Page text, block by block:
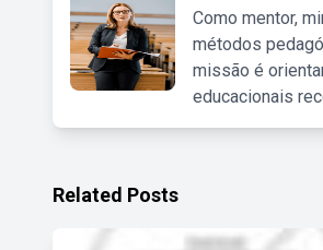
Como mentor,
métodos
missão é
educacionais
Related Posts